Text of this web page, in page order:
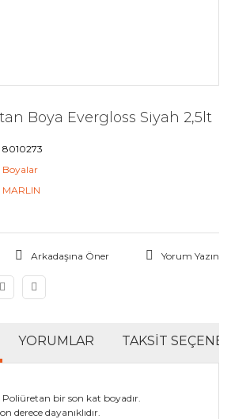
Boya Evergloss Siyah 2,5lt
8010273
Boyalar
MARLIN
Arkadaşına Öner Yorum Yazın
YORUMLAR TAKSIT
bir son kat boyadır.
derece dayanıklıdır.